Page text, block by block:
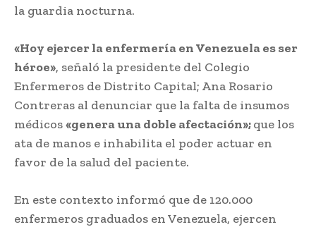
la guardia nocturna.
«Hoy ejercer la enfermería en Venezuela es ser
héroe», señaló la presidente del Colegio
Enfermeros de Distrito Capital; Ana Rosario
Contreras al denunciar que la falta de insumos
médicos«genera una doble afectación»;que los
ata de manos e inhabilita el poder actuar en
favor de la salud del paciente.
En este contexto informó que de 120.000
enfermeros graduados en Venezuela, ejercen